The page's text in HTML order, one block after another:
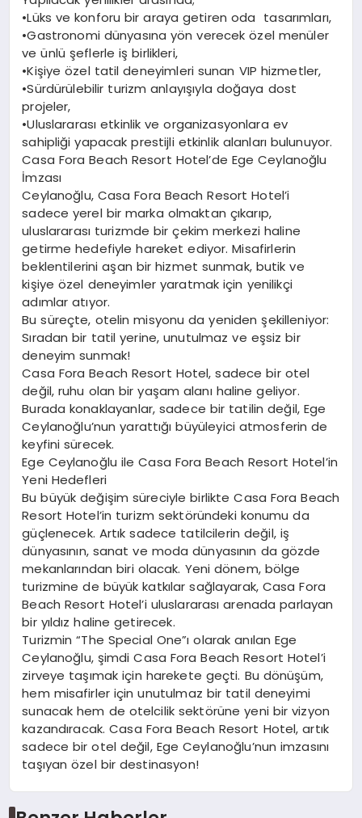
•Lüks ve konforu bir araya getiren oda tasarımları,
•Gastronomi dünyasına yön verecek özel menüler
ve ünlü şeflerle iş birlikleri,
•Kişiye özel tatil deneyimleri sunan VIP hizmetler,
•Sürdürülebilir turizm anlayışıyla doğaya dost
projeler,
•Uluslararası etkinlik ve organizasyonlara ev
sahipliği yapacak prestijli etkinlik alanları bulunuyor.
Casa Fora Beach Resort Hotel’de Ege Ceylanoğlu
İmzası
Ceylanoğlu, Casa Fora Beach Resort Hotel’i
sadece yerel bir marka olmaktan çıkarıp,
uluslararası turizmde bir çekim merkezi haline
getirme hedefiyle hareket ediyor. Misafirlerin
beklentilerini aşan bir hizmet sunmak, butik ve
kişiye özel deneyimler yaratmak için yenilikçi
adımlar atıyor.
Bu süreçte, otelin misyonu da yeniden şekilleniyor:
Sıradan bir tatil yerine, unutulmaz ve eşsiz bir
deneyim sunmak!
Casa Fora Beach Resort Hotel, sadece bir otel
değil, ruhu olan bir yaşam alanı haline geliyor.
Burada konaklayanlar, sadece bir tatilin değil, Ege
Ceylanoğlu’nun yarattığı büyüleyici atmosferin de
keyfini sürecek.
Ege Ceylanoğlu ile Casa Fora Beach Resort Hotel’in
Yeni Hedefleri
Bu büyük değişim süreciyle birlikte Casa Fora Beach
Resort Hotel’in turizm sektöründeki konumu da
güçlenecek. Artık sadece tatilcilerin değil, iş
dünyasının, sanat ve moda dünyasının da gözde
mekanlarından biri olacak. Yeni dönem, bölge
turizmine de büyük katkılar sağlayarak, Casa Fora
Beach Resort Hotel’i uluslararası arenada parlayan
bir yıldız haline getirecek.
Turizmin “The Special One”ı olarak anılan Ege
Ceylanoğlu, şimdi Casa Fora Beach Resort Hotel’i
zirveye taşımak için harekete geçti. Bu dönüşüm,
hem misafirler için unutulmaz bir tatil deneyimi
sunacak hem de otelcilik sektörüne yeni bir vizyon
kazandıracak. Casa Fora Beach Resort Hotel, artık
sadece bir otel değil, Ege Ceylanoğlu’nun imzasını
taşıyan özel bir destinasyon!